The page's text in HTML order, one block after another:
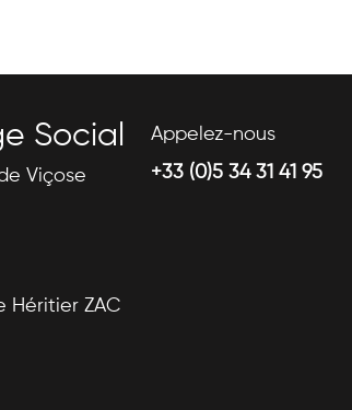
Social
Viçose
Héritier ZAC
Appelez-nous
+33 (0)5 34 31 41 95